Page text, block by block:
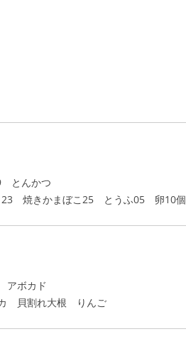
とんかつ
焼きかまぼこ25 とうふ05 卵10個
ボカド
貝割れ大根 りんご